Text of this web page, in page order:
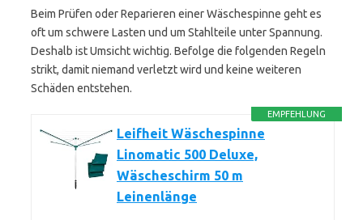
Beim Prüfen oder Reparieren einer Wäschespinne geht es
oft um schwere Lasten und um Stahlteile unter Spannung.
Deshalb ist Umsicht wichtig. Befolge die folgenden Regeln
strikt, damit niemand verletzt wird und keine weiteren
Schäden entstehen.
EMPFEHLUNG
Leifheit Wäschespinne
Linomatic 500 Deluxe,
Wäscheschirm 50 m
Leinenlänge